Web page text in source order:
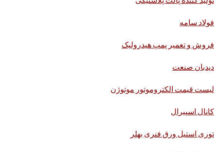
فولاد سامه
فروش و تعمیر پمپ هیدرولیک
دیدبان صنعت
لیست قیمت الکتروموتور موتوژن
کانال اسپیرال
توری استیل ورق فنری بهلر